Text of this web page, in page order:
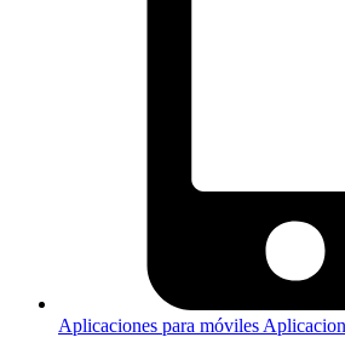
Aplicaciones para móviles